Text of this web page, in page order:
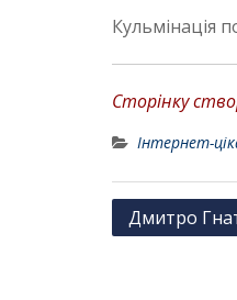
Кульмінація
Сторінку
Інтернет-
Дмитро